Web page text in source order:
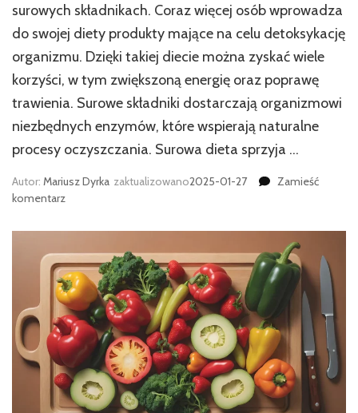
surowych składnikach. Coraz więcej osób wprowadza
do swojej diety produkty mające na celu detoksykację
organizmu. Dzięki takiej diecie można zyskać wiele
korzyści, w tym zwiększoną energię oraz poprawę
trawienia. Surowe składniki dostarczają organizmowi
niezbędnych enzymów, które wspierają naturalne
procesy oczyszczania. Surowa dieta sprzyja …
Autor: Mariusz Dyrka zaktualizowano2025-01-27
Zamieść
komentarzwe
Surowe
a
detoks:
czy
oczyszcza
organizm